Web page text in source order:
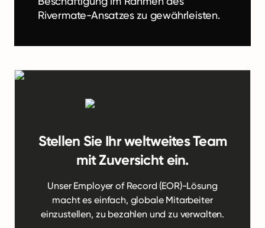
Rivermate-Ansatzes zu gewährleisten.
Stellen Sie Ihr weltweites Team
mit Zuversicht ein.
Unser Employer of Record (EOR)-Lösung
macht es einfach, globale Mitarbeiter
einzustellen, zu bezahlen und zu verwalten.